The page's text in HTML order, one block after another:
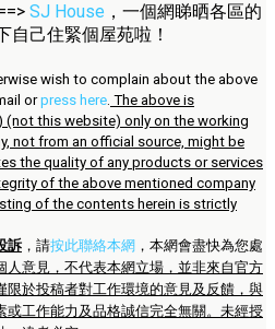
SJ House ，一個網睇晒各區的
自己住緊個屋苑啦！
wish to complain about the above
orpress here. The above is
this website) only on the working
not from an official source, might be
the quality of any products or services
of the above mentioned company
of the contents herein is strictly
訴 ，請按此聯絡本網 ，本網會盡快為您處
人意見，不代表本網立場，並非來自官方
限於投稿者對工作環境的意見及反饋，與
或工作能力及品格誠信完全無關。未經授